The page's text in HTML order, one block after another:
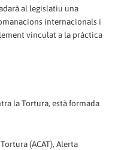
al legislatiu una
internacionals i
vinculat a la pràctica
la Tortura, està formada
(ACAT), Alerta